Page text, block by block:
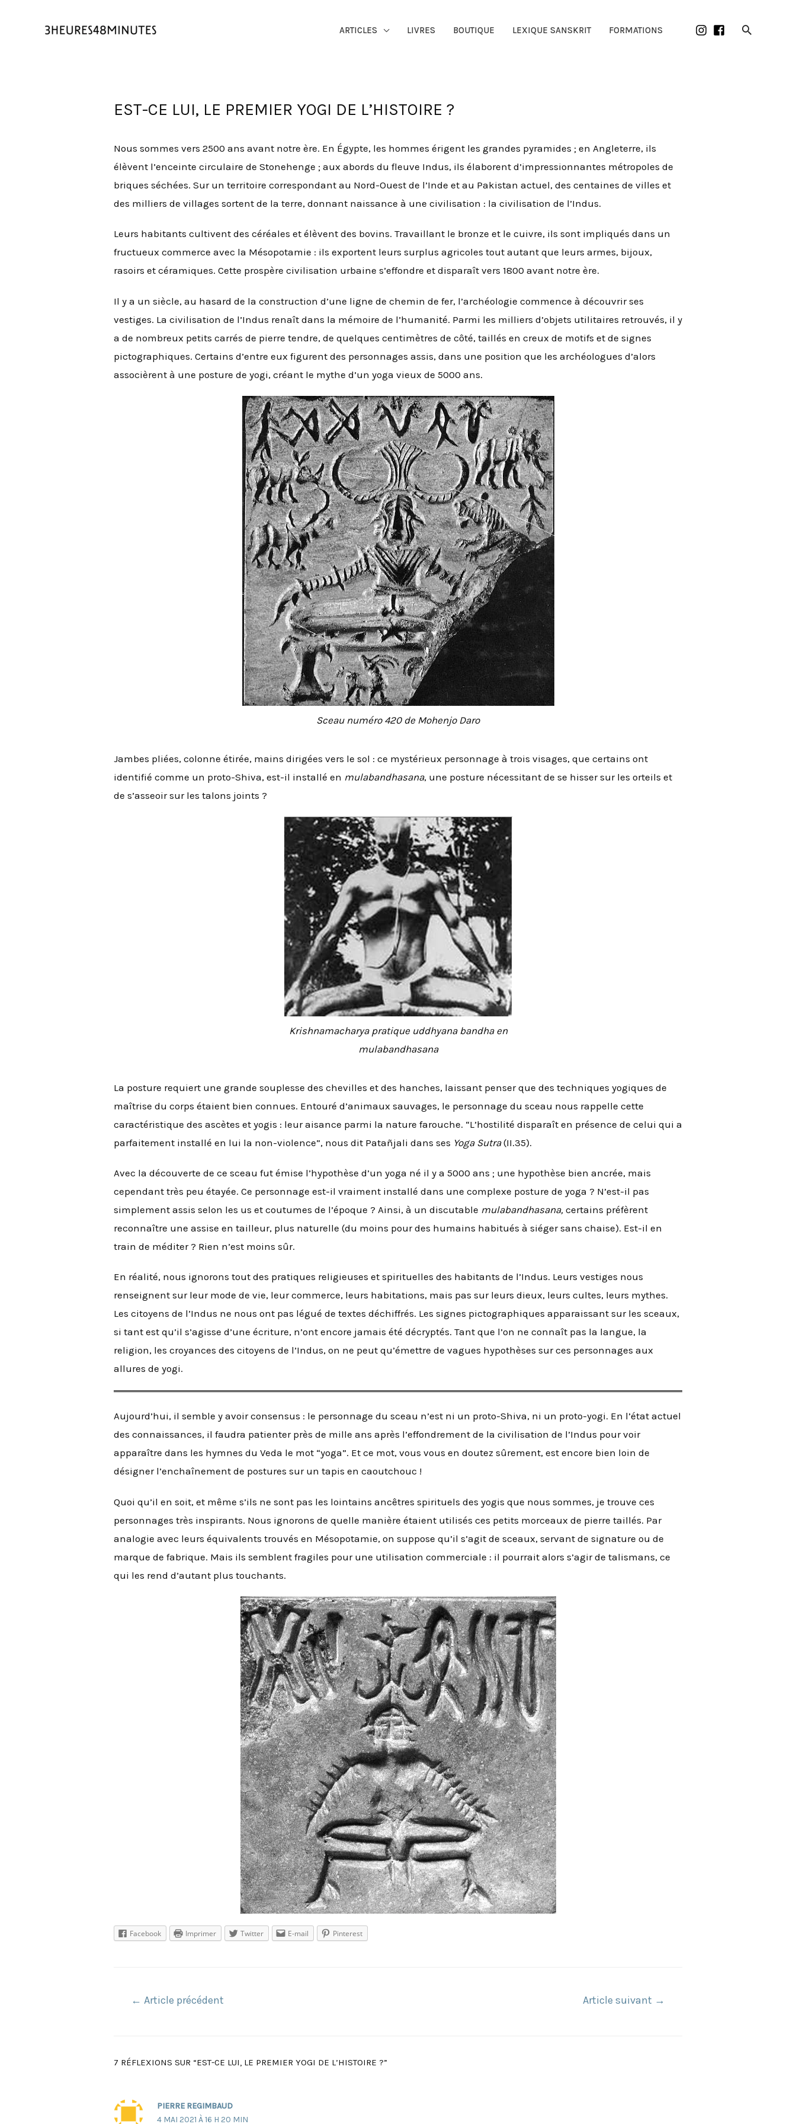
ARTICLES LIVRES BOUTIQUE LEXIQUE SANSKRIT FORMATIONS
EST-CE LUI, LE PREMIER YOGI DE L’HISTOIRE ?
Nous sommes vers 2500 ans avant notre ère. En Égypte, les hommes érigent les grandes pyramides ; en Angleterre, ils
élèvent l’enceinte circulaire de Stonehenge ; aux abords du fleuve Indus, ils élaborent d’impressionnantes métropoles de
briques séchées. Sur un territoire correspondant au Nord-Ouest de l’Inde et au Pakistan actuel, des centaines de villes et
des milliers de villages sortent de la terre, donnant naissance à une civilisation : la civilisation de l’Indus.
Leurs habitants cultivent des céréales et élèvent des bovins. Travaillant le bronze et le cuivre, ils sont impliqués dans un
fructueux commerce avec la Mésopotamie : ils exportent leurs surplus agricoles tout autant que leurs armes, bijoux,
rasoirs et céramiques. Cette prospère civilisation urbaine s’effondre et disparaît vers 1800 avant notre ère.
Il y a un siècle, au hasard de la construction d’une ligne de chemin de fer, l’archéologie commence à découvrir ses
vestiges. La civilisation de l’Indus renaît dans la mémoire de l’humanité. Parmi les milliers d’objets utilitaires retrouvés, il y
a de nombreux petits carrés de pierre tendre, de quelques centimètres de côté, taillés en creux de motifs et de signes
pictographiques. Certains d’entre eux figurent des personnages assis, dans une position que les archéologues d’alors
associèrent à une posture de yogi, créant le mythe d’un yoga vieux de 5000 ans.
Sceau numéro 420 de Mohenjo Daro
Jambes pliées, colonne étirée, mains dirigées vers le sol : ce mystérieux personnage à trois visages, que certains ont
identifié comme un proto-Shiva, est-il installé en mulabandhasana, une posture nécessitant de se hisser sur les orteils et
de s’asseoir sur les talons joints ?
Krishnamacharya pratique uddhyana bandha en
mulabandhasana
La posture requiert une grande souplesse des chevilles et des hanches, laissant penser que des techniques yogiques de
maîtrise du corps étaient bien connues. Entouré d’animaux sauvages, le personnage du sceau nous rappelle cette
caractéristique des ascètes et yogis : leur aisance parmi la nature farouche. “L’hostilité disparaît en présence de celui qui a
parfaitement installé en lui la non-violence”, nous dit Patañjali dans ses Yoga Sutra(II.35).
Avec la découverte de ce sceau fut émise l’hypothèse d’un yoga né il y a 5000 ans ; une hypothèse bien ancrée, mais
cependant très peu étayée. Ce personnage est-il vraiment installé dans une complexe posture de yoga ? N’est-il pas
simplement assis selon les us et coutumes de l’époque ? Ainsi, à un discutable mulabandhasana, certains préfèrent
reconnaître une assise en tailleur, plus naturelle (du moins pour des humains habitués à siéger sans chaise). Est-il en
train de méditer ? Rien n’est moins sûr.
En réalité, nous ignorons tout des pratiques religieuses et spirituelles des habitants de l’Indus. Leurs vestiges nous
renseignent sur leur mode de vie, leur commerce, leurs habitations, mais pas sur leurs dieux, leurs cultes, leurs mythes.
Les citoyens de l’Indus ne nous ont pas légué de textes déchiffrés. Les signes pictographiques apparaissant sur les sceaux,
si tant est qu’il s’agisse d’une écriture, n’ont encore jamais été décryptés. Tant que l’on ne connaît pas la langue, la
religion, les croyances des citoyens de l’Indus, on ne peut qu’émettre de vagues hypothèses sur ces personnages aux
allures de yogi.
Aujourd’hui, il semble y avoir consensus : le personnage du sceau n’est ni un proto-Shiva, ni un proto-yogi. En l’état actuel
des connaissances, il faudra patienter près de mille ans après l’effondrement de la civilisation de l’Indus pour voir
apparaître dans les hymnes du Veda le mot “yoga”. Et ce mot, vous vous en doutez sûrement, est encore bien loin de
désigner l’enchaînement de postures sur un tapis en caoutchouc !
Quoi qu’il en soit, et même s’ils ne sont pas les lointains ancêtres spirituels des yogis que nous sommes, je trouve ces
personnages très inspirants. Nous ignorons de quelle manière étaient utilisés ces petits morceaux de pierre taillés. Par
analogie avec leurs équivalents trouvés en Mésopotamie, on suppose qu’il s’agit de sceaux, servant de signature ou de
marque de fabrique. Mais ils semblent fragiles pour une utilisation commerciale : il pourrait alors s’agir de talismans, ce
qui les rend d’autant plus touchants.
Facebook Imprimer Twitter E-mail Pinterest
Navigation
← Article précédent Article suivant →
7 RÉFLEXIONS SUR “EST-CE LUI, LE PREMIER YOGI DE L’HISTOIRE ?”
PIERRE REGIMBAUD
4 MAI 2021 À 16 H 20 MIN